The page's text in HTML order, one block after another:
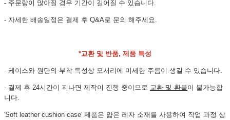
- 주문량이 많아질 경우 기간이 길어질 수 있습니다.
- 자세한 배송일정은 결제 후 Q&A로 문의 해주세요.
*교환 및 반품, 제품 특성
- 케이스와 원단의 부착 특성상 모서리에 미세한 주름이 생길 수 있습니다.
- 결제 후 24시간이 지나면 제작이 진행 중이므로 교환 및 환불이 불가능합
니다.
'Soft leather cushion case' 제품은 얇은 레자 소재를 사용하여 작업 과정 상